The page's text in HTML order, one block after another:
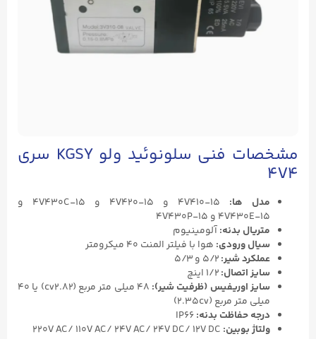
مشخصات فنی سلونوئید ولو KGSY سری
4V4
مدل ها:
4V410-۱۵ و 4V420-۱۵ و 4V430C-۱۵ و
4V430E-۱۵ و 4V430P-۱۵
متریال بدنه:آلومینیوم
سیال ورودی: هوا با فیلتر المنت ۴۰ میکرومتر
عملکرد شیر:
سایز اتصال:
سایز اوریفیس (ظرفیت شیر):
۴۸ میلی متر مربع (cv2.۸۲) یا ۴۰
میلی متر مربع (۲.35cv)
درجه حفاظت بدنه:
ولتاژ بوبین: